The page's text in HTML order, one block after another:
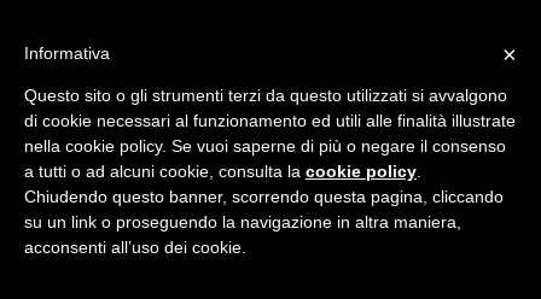
Chiamaci : +39.0525
Registrati
Login
×
Informativa
Questo sito o gli strumenti terzi da questo utilizzati si avvalgono
di cookie necessari al funzionamento ed utili alle finalità illustrate
nella cookie policy. Se vuoi saperne di più o negare il consenso
a tutti o ad alcuni cookie, consulta la cookie policy
Chiudendo questo banner, scorrendo questa pagina, cliccando
su un link o proseguendo la navigazione in altra maniera,
acconsenti all’uso dei cookie.